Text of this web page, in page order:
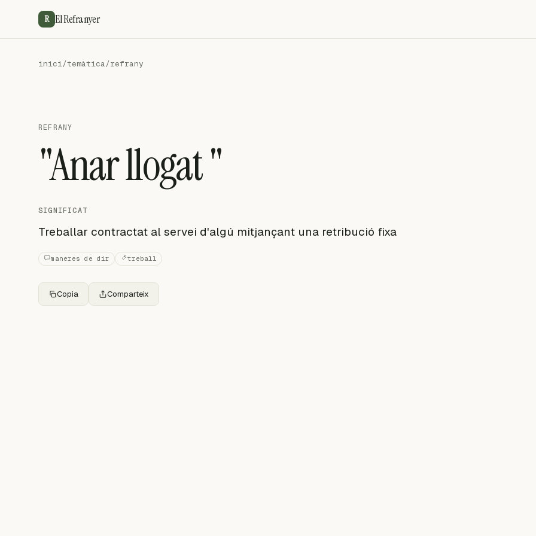
R El Refranyer
inici/temàtica/refrany
REFRANY
"Anar llogat "
SIGNIFICAT
Treballar contractat al servei d'algú mitjançant una retribució fixa
maneres de dir treball
Copia Comparteix